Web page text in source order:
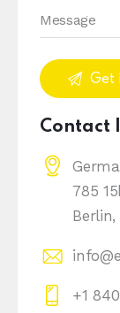
Contact
785
Berlin,
+1